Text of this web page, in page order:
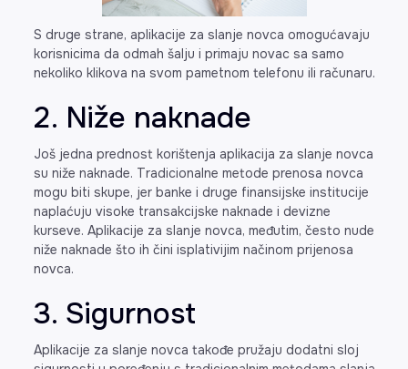
S druge strane, aplikacije za slanje novca omogućavaju
korisnicima da odmah šalju i primaju novac sa samo
nekoliko klikova na svom pametnom telefonu ili računaru.
2. Niže naknade
Još jedna prednost korištenja aplikacija za slanje novca
su niže naknade. Tradicionalne metode prenosa novca
mogu biti skupe, jer banke i druge finansijske institucije
naplaćuju visoke transakcijske naknade i devizne
kurseve. Aplikacije za slanje novca, međutim, često nude
niže naknade što ih čini isplativijim načinom prijenosa
novca.
3. Sigurnost
Aplikacije za slanje novca takođe pružaju dodatni sloj